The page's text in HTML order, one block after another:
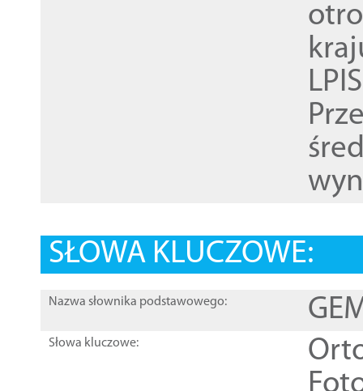
SŁOWA KLUCZOWE:
Nazwa słownika podstawowego:
Słowa kluczowe: